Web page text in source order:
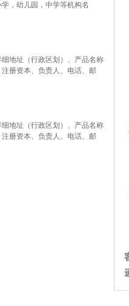
，幼儿园，中学等机构名
地址（行政区划）、产品名称
册资本、负责人、电话、邮
地址（行政区划）、产品名称
册资本、负责人、电话、邮